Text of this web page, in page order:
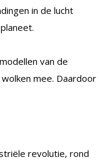
in de lucht
van de
mee. Daardoor
revolutie, rond